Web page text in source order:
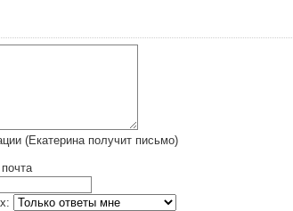
(Екатерина получит письмо)